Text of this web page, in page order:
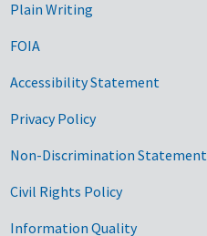
Plain Writing
FOIA
Accessibility Statement
Privacy Policy
Non-Discrimination Statement
Civil Rights Policy
Information Quality